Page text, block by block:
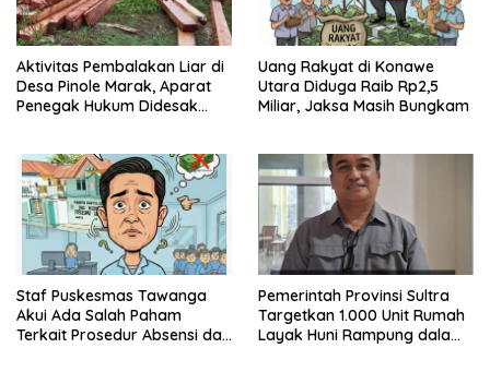
Aktivitas Pembalakan Liar di
Desa Pinole Marak, Aparat
Penegak Hukum Didesak
Uang Rakyat di Konawe
Utara Diduga Raib Rp2,5
Miliar, Jaksa Masih Bungkam
Staf Puskesmas Tawanga
Akui Ada Salah Paham
Terkait Prosedur Absensi dan
Pemerintah Provinsi Sultra
Targetkan 1.000 Unit Rumah
Layak Huni Rampung dalam